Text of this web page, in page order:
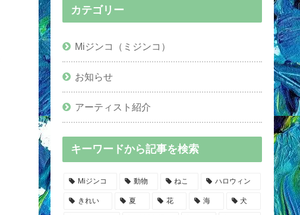
カテゴリー
Miジンコ（ミジンコ）
お知らせ
アーティスト紹介
キーワードから記事を検索
Miジンコ 動物 ねこ ハロウィン
きれい 夏 花 海 犬